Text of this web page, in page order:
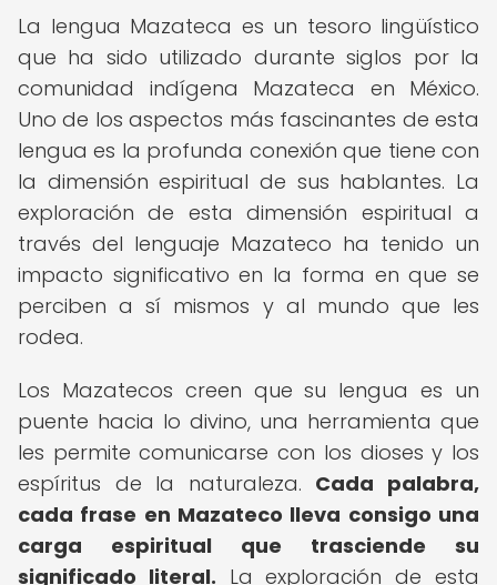
La lengua Mazateca es un tesoro lingüístico
que ha sido utilizado durante siglos por la
comunidad indígena Mazateca en México.
Uno de los aspectos más fascinantes de esta
lengua es la profunda conexión que tiene con
la dimensión espiritual de sus hablantes. La
exploración de esta dimensión espiritual a
través del lenguaje Mazateco ha tenido un
impacto significativo en la forma en que se
perciben a sí mismos y al mundo que les
rodea.
Los Mazatecos creen que su lengua es un
puente hacia lo divino, una herramienta que
les permite comunicarse con los dioses y los
espíritus de la naturaleza. Cada palabra,
cada frase en Mazateco lleva consigo una
carga espiritual que trasciende su
significado literal. La exploración de esta